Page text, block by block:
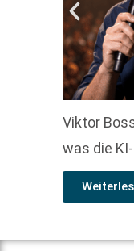
Viktor
was die